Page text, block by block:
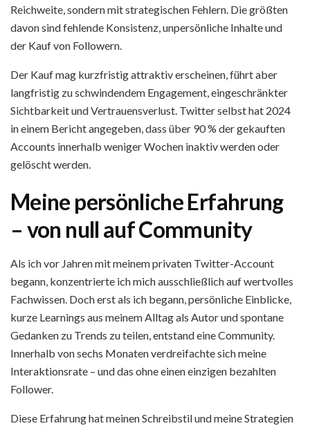
Reichweite, sondern mit strategischen Fehlern. Die größten
davon sind fehlende Konsistenz, unpersönliche Inhalte und
der Kauf von Followern.
Der Kauf mag kurzfristig attraktiv erscheinen, führt aber
langfristig zu schwindendem Engagement, eingeschränkter
Sichtbarkeit und Vertrauensverlust. Twitter selbst hat 2024
in einem Bericht angegeben, dass über 90 % der gekauften
Accounts innerhalb weniger Wochen inaktiv werden oder
gelöscht werden.
Meine persönliche Erfahrung
– von null auf Community
Als ich vor Jahren mit meinem privaten Twitter-Account
begann, konzentrierte ich mich ausschließlich auf wertvolles
Fachwissen. Doch erst als ich begann, persönliche Einblicke,
kurze Learnings aus meinem Alltag als Autor und spontane
Gedanken zu Trends zu teilen, entstand eine Community.
Innerhalb von sechs Monaten verdreifachte sich meine
Interaktionsrate – und das ohne einen einzigen bezahlten
Follower.
Diese Erfahrung hat meinen Schreibstil und meine Strategien